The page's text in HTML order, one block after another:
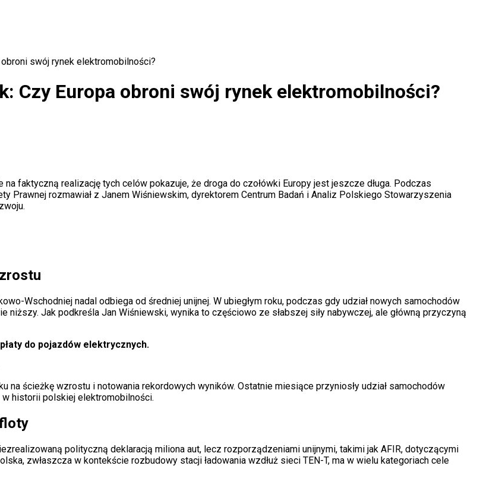
obroni swój rynek elektromobilności?
Czy Europa obroni swój rynek elektromobilności?
faktyczną realizację tych celów pokazuje, że droga do czołówki Europy jest jeszcze długa. Podczas
Prawnej rozmawiał z Janem Wiśniewskim, dyrektorem Centrum Badań i Analiz Polskiego Stowarzyszenia
Wschodniej nadal odbiega od średniej unijnej. W ubiegłym roku, podczas gdy udział nowych samochodów
niższy. Jak podkreśla Jan Wiśniewski, wynika to częściowo ze słabszej siły nabywczej, ale główną przyczyną
do pojazdów elektrycznych.
na ścieżkę wzrostu i notowania rekordowych wyników. Ostatnie miesiące przyniosły udział samochodów
w historii polskiej elektromobilności.
polityczną deklaracją miliona aut, lecz rozporządzeniami unijnymi, takimi jak AFIR, dotyczącymi
zwłaszcza w kontekście rozbudowy stacji ładowania wzdłuż sieci TEN-T, ma w wielu kategoriach cele